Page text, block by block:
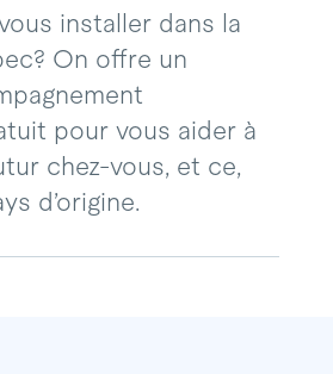
installer dans la
On offre un
pour vous aider à
chez-vous, et ce,
d’origine.